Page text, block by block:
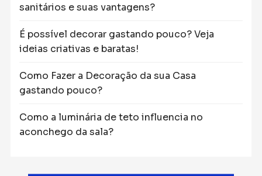
sanitários e suas vantagens?
É possível decorar gastando pouco? Veja
ideias criativas e baratas!
Como Fazer a Decoração da sua Casa
gastando pouco?
Como a luminária de teto influencia no
aconchego da sala?